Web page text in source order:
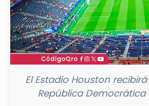
El Estadio Houston
República